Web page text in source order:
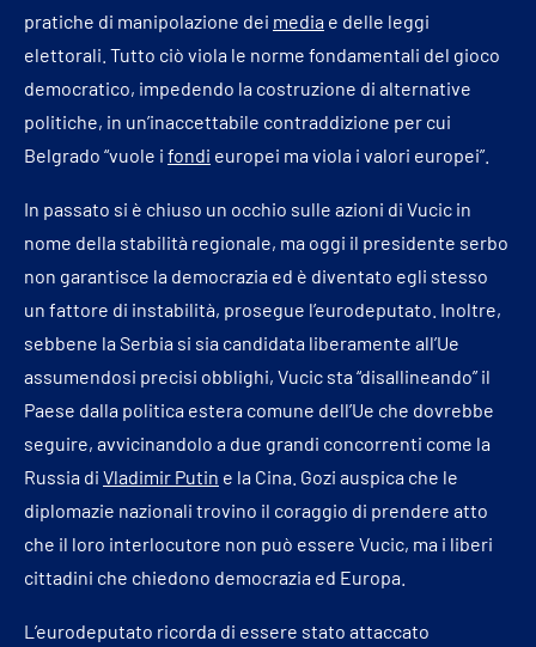
pratiche di manipolazione dei media e delle leggi
elettorali. Tutto ciò viola le norme fondamentali del gioco
democratico, impedendo la costruzione di alternative
politiche, in un’inaccettabile contraddizione per cui
Belgrado “vuole i fondi europei ma viola i valori europei”.
In passato si è chiuso un occhio sulle azioni di Vucic in
nome della stabilità regionale, ma oggi il presidente serbo
non garantisce la democrazia ed è diventato egli stesso
un fattore di instabilità, prosegue l’eurodeputato. Inoltre,
sebbene la Serbia si sia candidata liberamente all’Ue
assumendosi precisi obblighi, Vucic sta “disallineando” il
Paese dalla politica estera comune dell’Ue che dovrebbe
seguire, avvicinandolo a due grandi concorrenti come la
Russia di Vladimir Putin e la Cina. Gozi auspica che le
diplomazie nazionali trovino il coraggio di prendere atto
che il loro interlocutore non può essere Vucic, ma i liberi
cittadini che chiedono democrazia ed Europa.
L’eurodeputato ricorda di essere stato attaccato